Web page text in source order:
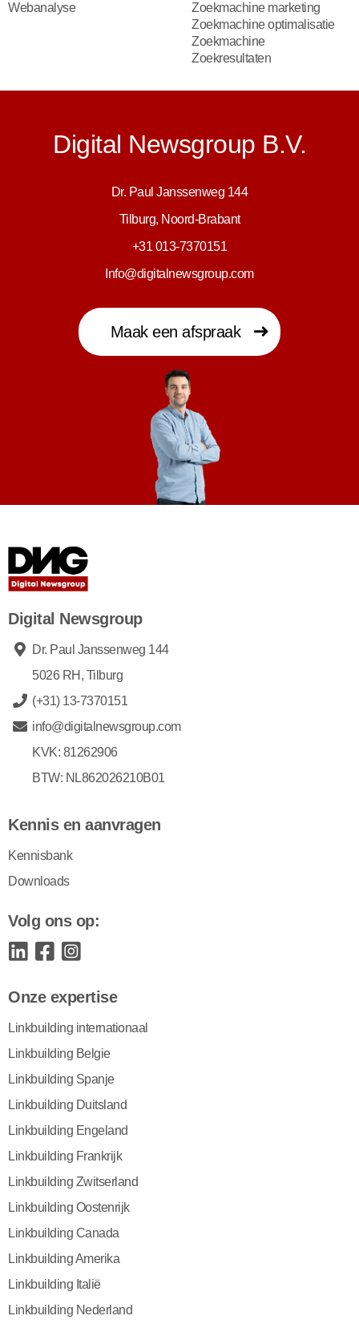
Webanalyse
Zoekmachine marketing
Zoekmachine optimalisatie
Zoekmachine
Zoekresultaten
Digital Newsgroup B.V.
Dr. Paul Janssenweg 144
Tilburg, Noord-Brabant
+31 013-7370151
Info@digitalnewsgroup.com
Maak een afspraak
Digital Newsgroup
Dr. Paul Janssenweg 144
5026 RH, Tilburg
(+31) 13-7370151
info@digitalnewsgroup.com
KVK: 81262906
BTW: NL862026210B01
Kennis en aanvragen
Kennisbank
Downloads
Volg ons op:
Onze expertise
Linkbuilding internationaal
Linkbuilding Belgie
Linkbuilding Spanje
Linkbuilding Duitsland
Linkbuilding Engeland
Linkbuilding Frankrijk
Linkbuilding Zwitserland
Linkbuilding Oostenrijk
Linkbuilding Canada
Linkbuilding Amerika
Linkbuilding Italië
Linkbuilding Nederland